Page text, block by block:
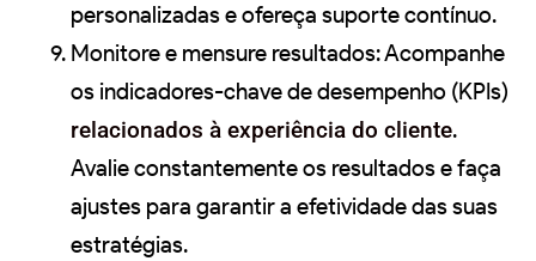
personalizadas e ofereça suporte contínuo.
Monitore e mensure resultados: Acompanhe
os indicadores-chave de desempenho (KPIs)
relacionados à experiência do cliente.
Avalie constantemente os resultados e faça
ajustes para garantir a efetividade das suas
estratégias.